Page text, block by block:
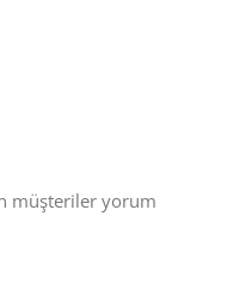
müşteriler yorum